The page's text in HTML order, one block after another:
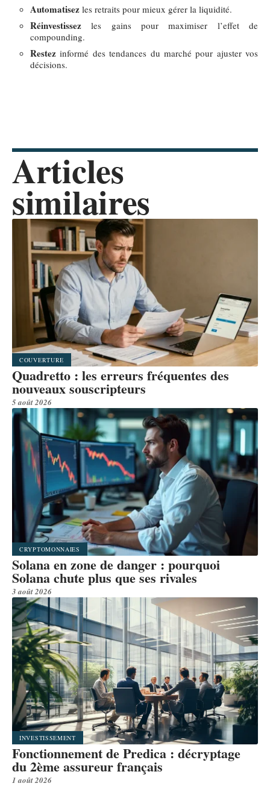
Automatisez les retraits pour mieux gérer la liquidité.
Réinvestissez les gains pour maximiser l’effet de
compounding.
Restez informé des tendances du marché pour ajuster vos
décisions.
Articles
similaires
COUVERTURE
Quadretto : les erreurs fréquentes des
nouveaux souscripteurs
5 août 2026
CRYPTOMONNAIES
Solana en zone de danger : pourquoi
Solana chute plus que ses rivales
3 août 2026
INVESTISSEMENT
Fonctionnement de Predica : décryptage
du 2ème assureur français
1 août 2026